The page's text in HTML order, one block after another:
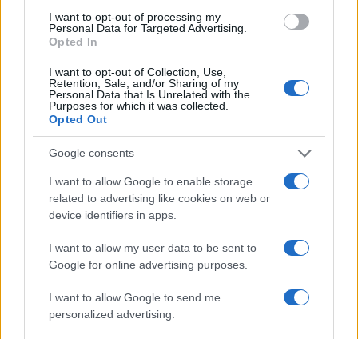
I want to opt-out of processing my
Personal Data for Targeted Advertising.
Opted In
I want to opt-out of Collection, Use,
Retention, Sale, and/or Sharing of my
Personal Data that Is Unrelated with the
Purposes for which it was collected.
Opted Out
Google consents
I want to allow Google to enable storage
related to advertising like cookies on web or
device identifiers in apps.
I want to allow my user data to be sent to
Google for online advertising purposes.
I want to allow Google to send me
personalized advertising.
Teljesen kiábrándult a békéből a
Ebben a cikkben a téma érzékenysége miatt
nem jelenítünk meg hirdetéseket.